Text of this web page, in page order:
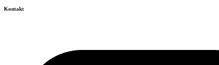
Kontakt